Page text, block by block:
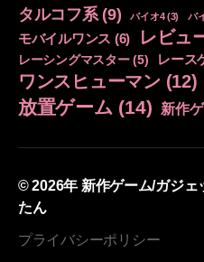
タルコフ系(9) バイオ4(3) バ
モバイルワンス (6) レビュ
レーシングマスター(5) レース
ワンスヒューマン (12)
放置ゲーム (14) 新作
© 2026年 新作ゲーム/ガジ
たん
プライバシーポリシー